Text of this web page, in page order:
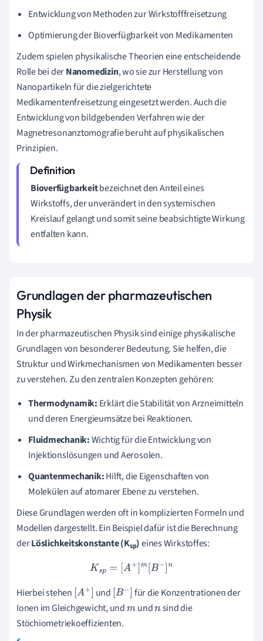
Entwicklung von Methoden zur Wirkstofffreisetzung
Optimierung der Bioverfügbarkeit von Medikamenten
Zudem spielen physikalische Theorien eine entscheidende
Rolle bei derNanomedizin, wo sie zur Herstellung von
Nanopartikeln für die zielgerichtete
Medikamentenfreisetzung eingesetzt werden. Auch die
Entwicklung von bildgebenden Verfahren wie der
Magnetresonanztomografie beruht auf physikalischen
Prinzipien.
Bioverfügbarkeitbezeichnet den Anteil eines
Wirkstoffs, der unverändert in den systemischen
Kreislauf gelangt und somit seine beabsichtigte Wirkung
entfalten kann.
Grundlagen der pharmazeutischen
Physik
In der pharmazeutischen Physik sind einige physikalische
Grundlagen von besonderer Bedeutung. Sie helfen, die
Struktur und Wirkmechanismen von Medikamenten besser
zu verstehen. Zu den zentralen Konzepten gehören:
Thermodynamik: Erklärt die Stabilität von Arzneimitteln
und deren Energieumsätze bei Reaktionen.
Fluidmechanik:Wichtig für die Entwicklung von
Injektionslösungen und Aerosolen.
Quantenmechanik:Hilft, die Eigenschaften von
Molekülen auf atomarer Ebene zu verstehen.
Diese Grundlagen werden oft in komplizierten Formeln und
Modellen dargestellt. Ein Beispiel dafür ist die Berechnung
derLöslichkeitskonstante (Ksp)eines Wirkstoffes:
Ks p= A+]m[B −]n
Hierbei stehen [A+] und [B−] für die Konzentrationen der
Ionen im Gleichgewicht, undm undnsind die
Stöchiometriekoeffizienten.